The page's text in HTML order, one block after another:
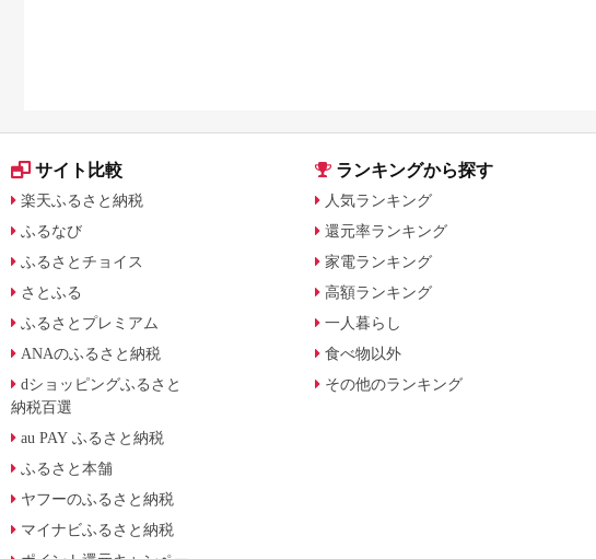
サイト比較
楽天ふるさと納税
ふるなび
ふるさとチョイス
さとふる
ふるさとプレミアム
ANAのふるさと納税
dショッピングふるさと
納税百選
au PAY ふるさと納税
ふるさと本舗
ヤフーのふるさと納税
マイナビふるさと納税
ランキングから探す
人気ランキング
還元率ランキング
家電ランキング
高額ランキング
一人暮らし
食べ物以外
その他のランキング